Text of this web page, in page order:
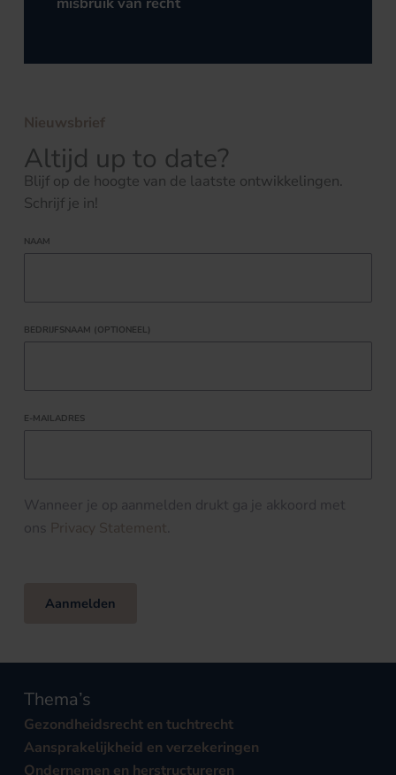
Nieuwsbrief
Altijd up to date?
Blijf op de hoogte van de laatste ontwikkelingen.
Schrijf je in!
NAAM
BEDRIJFSNAAM (OPTIONEEL)
E-MAILADRES
Wanneer je op aanmelden drukt ga je akkoord met
ons Privacy Statement.
Aanmelden
Thema’s
Gezondheidsrecht en tuchtrecht
Aansprakelijkheid en verzekeringen
Ondernemen en herstructureren